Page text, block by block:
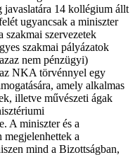
javaslatára 14 kollégium állt
ugyancsak a miniszter
szakmai szervezetek
szakmai pályázatok
nem pénzügyi)
NKA törvénnyel egy
amely alkalmas
illetve művészeti ágak
A miniszter és a
megjelenhettek a
mind a Bizottságban,